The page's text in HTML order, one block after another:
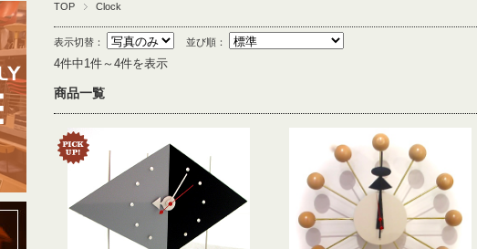
TOP Clock
表示切替： 並び順：
4件中1件～4件を表示
商品一覧